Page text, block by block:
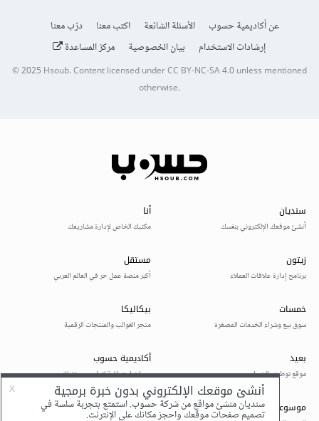
عن أكاديمية حسوب الأسئلة الشائعة اكتب معنا
درّب معنا
إرشادات الاستخدام
بيان الخصوصية مركز المساعدة
© 2025Hsoub.Content licensed underCC BY-NC-SA 4.0unless mentioned
otherwise.